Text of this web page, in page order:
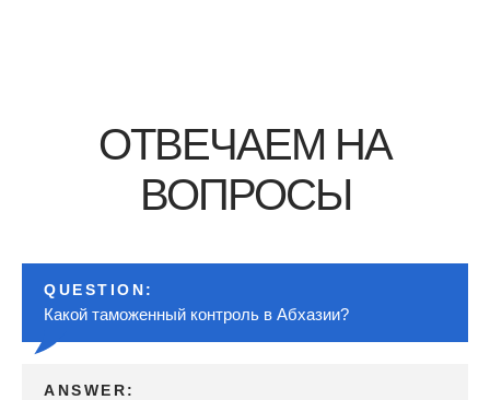
ОТВЕЧАЕМ НА
ВОПРОСЫ
QUESTION:
Какой таможенный контроль в Абхазии?
ANSWER: